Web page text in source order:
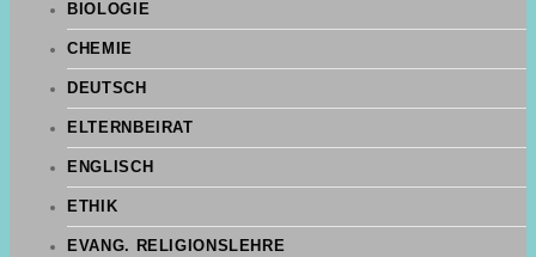
BIOLOGIE
CHEMIE
DEUTSCH
ELTERNBEIRAT
ENGLISCH
ETHIK
EVANG. RELIGIONSLEHRE